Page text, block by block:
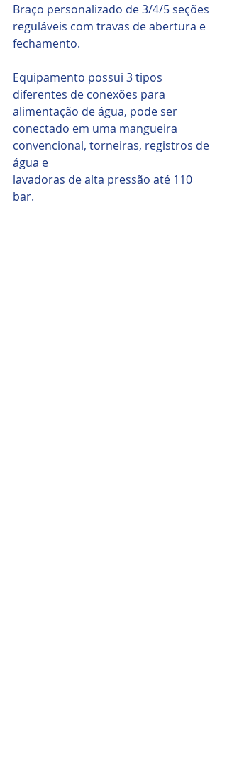
Braço personalizado de 3/4/5 seções
reguláveis com travas de abertura e
fechamento.
Equipamento possui 3 tipos
diferentes de conexões para
alimentação de água, pode ser
conectado em uma mangueira
convencional, torneiras, registros de
água e
lavadoras de alta pressão até 110
bar.